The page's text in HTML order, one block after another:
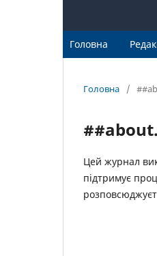
Головна
Головна /
Цей журнал
підтримує